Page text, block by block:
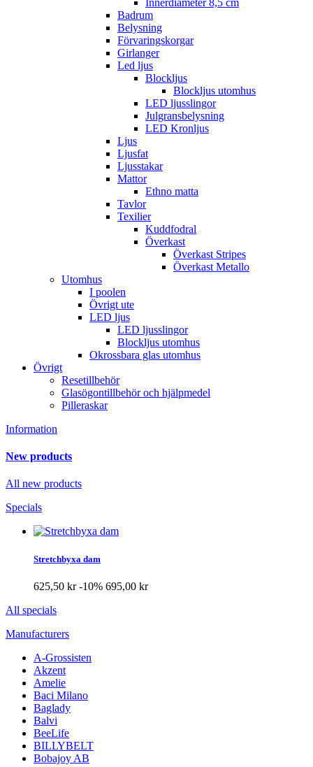
Badrum
Belysning
Förvaringskorgar
Girlanger
Led ljus
Blockljus
Blockljus utomhus
LED ljusslingor
Julgransbelysning
LED Kronljus
Ljus
Ljusfat
Ljusstakar
Mattor
Ethno matta
Tavlor
Texilier
Kuddfodral
Överkast
Överkast Stripes
Överkast Metallo
Utomhus
I poolen
Övrigt ute
LED ljus
LED ljusslingor
Blockljus utomhus
Okrossbara glas utomhus
Övrigt
Resetillbehör
Glasögontillbehör och hjälpmedel
Pilleraskar
Information
New products
All new products
Specials
Stretchbyxa dam
625,50 kr-10% 695,00 kr
All specials
Manufacturers
A-Grossisten
Akzent
Amelie
Baci Milano
Baglady
Balvi
BeeLife
BILLYBELT
Bobajoy AB